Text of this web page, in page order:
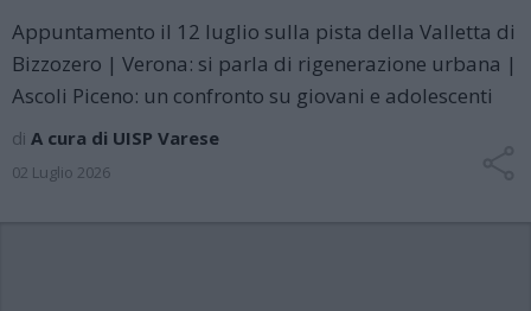
Appuntamento il 12 luglio sulla pista della Valletta di
Bizzozero | Verona: si parla di rigenerazione urbana |
Ascoli Piceno: un confronto su giovani e adolescenti
di A cura di UISP Varese
02 Luglio 2026